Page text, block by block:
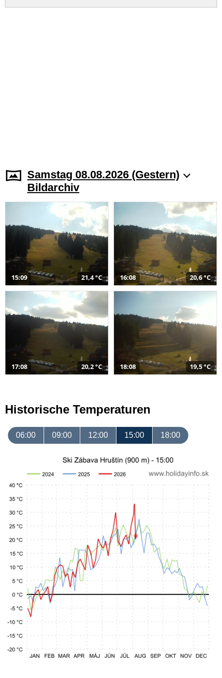
Samstag 08.08.2026 (Gestern)
Bildarchiv
15:09 21,4 °C 16:08 20,6 °C
17:08 20,2 °C 18:08 19,5 °C
Historische Temperaturen
06:00 09:00 12:00 15:00 18:00